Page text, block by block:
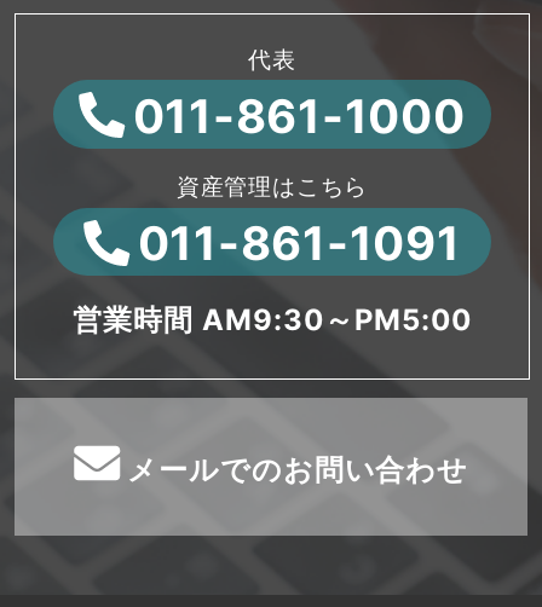
代表
011-861-1000
資産管理はこちら
011-861-1091
営業時間 AM9:30～PM5:00
メールでのお問い合わせ